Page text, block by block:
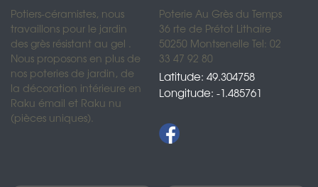
Potiers-céramistes, nous
travaillons pour le jardin
des grès résistant au gel .
Nous proposons en plus de
nos poteries de jardin, de
la décoration intérieure en
Raku émail et Raku nu
(pièces uniques).
Poterie Au Grès du Temps
36 rte de Prétot Lithaire
50250 Montsenelle Tel: 02
33 47 92 80
Latitude: 49.304758
Longitude: -1.485761